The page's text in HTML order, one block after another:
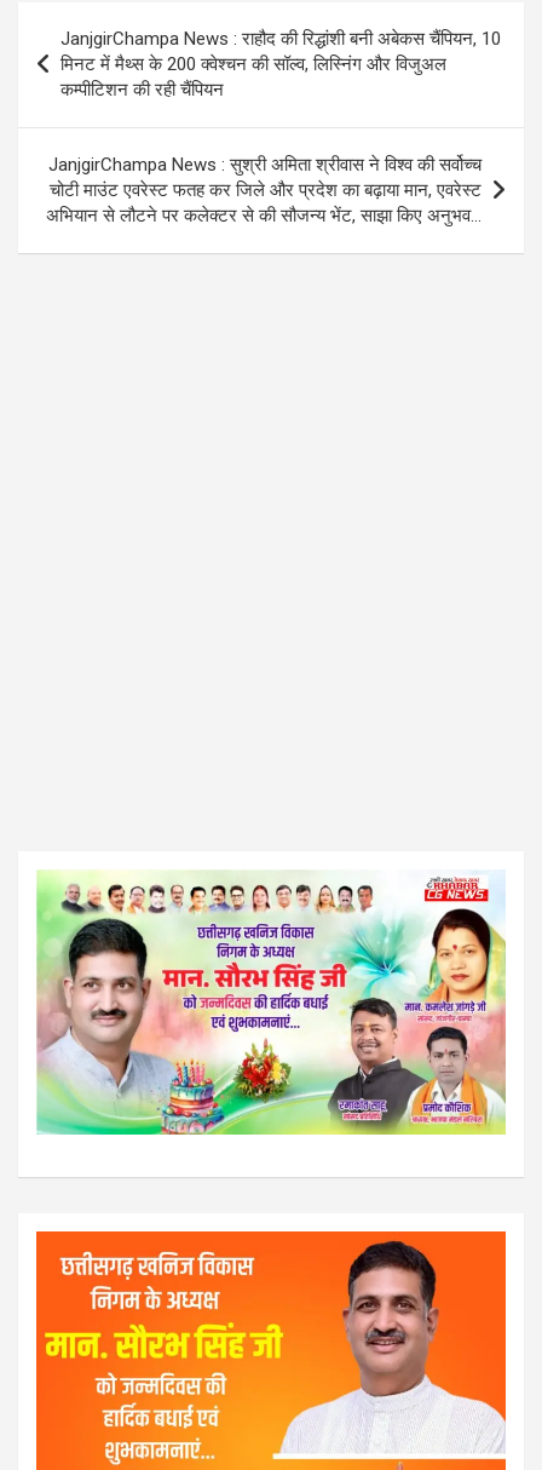
o
o
k
A
p
p
a
m
navigation
JanjgirChampa News : राहौद की रिद्धांशी बनी अबेकस चैंपियन, 10
मिनट में मैथ्स के 200 क्वेश्चन की सॉल्व, लिस्निंग और विजुअल
कम्पीटिशन की रही चैंपियन
JanjgirChampa News : सुश्री अमिता श्रीवास ने विश्व की सर्वोच्च
चोटी माउंट एवरेस्ट फतह कर जिले और प्रदेश का बढ़ाया मान, एवरेस्ट
अभियान से लौटने पर कलेक्टर से की सौजन्य भेंट, साझा किए अनुभव…